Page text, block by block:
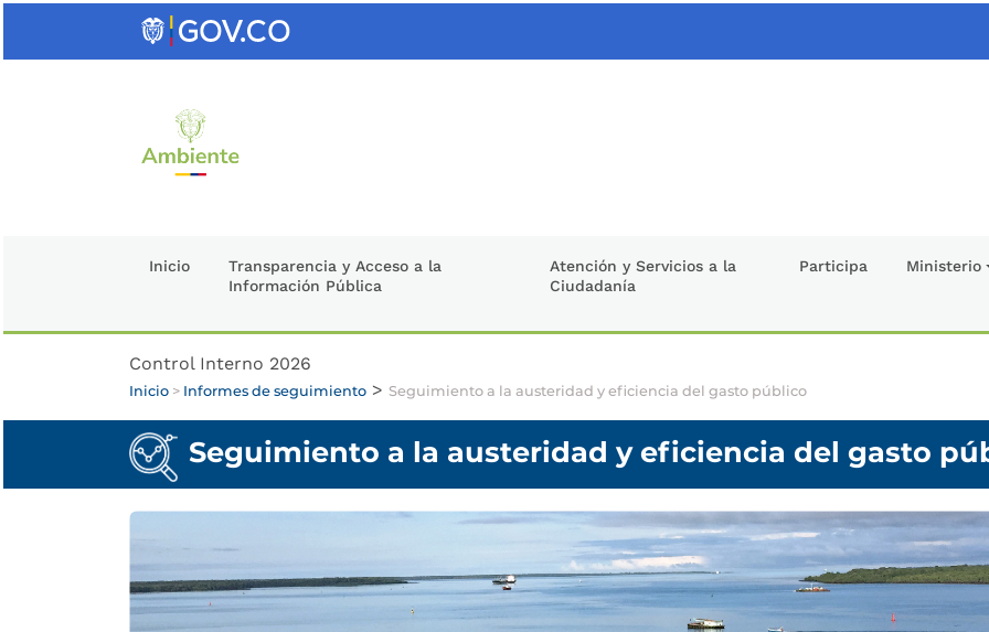
Inicio
Transparencia y Acceso a la
Información Pública
Atención y Servicios a la
Ciudadanía
Participa Ministerio
Control Interno 2026
Inicio > Informes de seguimiento > Seguimiento a la austeridad y eficiencia del gasto público
Seguimiento a la austeridad y eficiencia del gasto